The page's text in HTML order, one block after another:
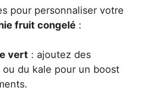
pour personnaliser votre
fruit congelé :
vert : ajoutez des
ou du kale pour un boost